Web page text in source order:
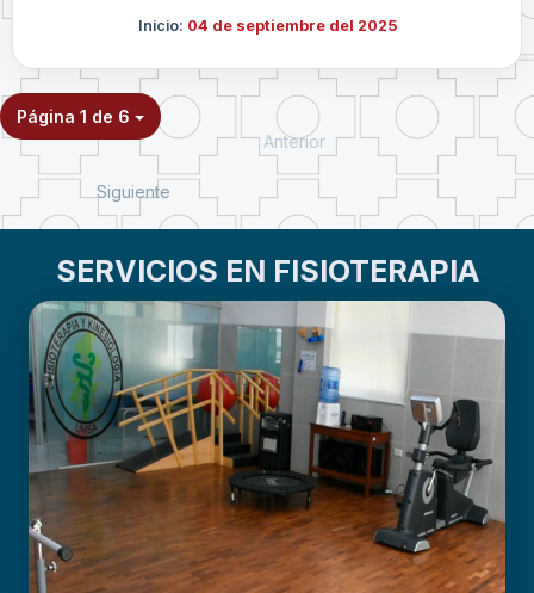
Inicio: 04 de septiembre del 2025
Página 1 de 6
Anterior
Siguiente
SERVICIOS EN FISIOTERAPIA